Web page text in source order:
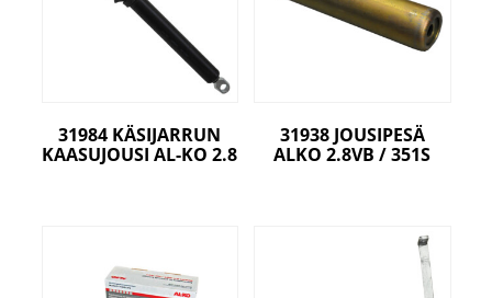
31984 KÄSIJARRUN
KAASUJOUSI AL-KO 2.8
31938 JOUSIPESÄ
ALKO 2.8VB / 351S